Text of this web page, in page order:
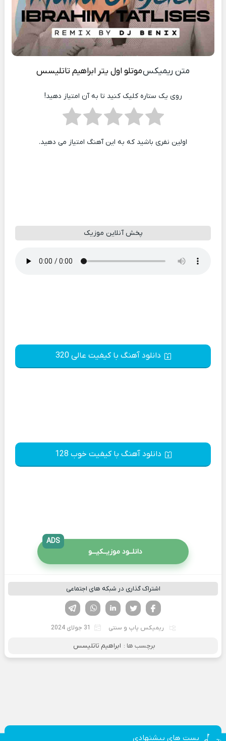
متن ریمیکسموتلو اول یتر ابراهیم تاتلیسس
روی یک ستاره کلیک کنید تا به آن امتیاز دهید!
اولین نفری باشید که به این آهنگ امتیاز می دهید.
پخش آنلاین موزیک
دانلود آهنگ با کیفیت عالی 320
دانلود آهنگ با کیفیت خوب 128
دانلــود موزیــکیـــو
ADS
اشتراک گذاری در شبکه های اجتماعی
لینکدین تویتر
فیسوک
ریمیکس پاپ و سنتی 31 جولای 2024
برچسب ها : ابراهیم تاتلیسس
پست های پیشنهادی